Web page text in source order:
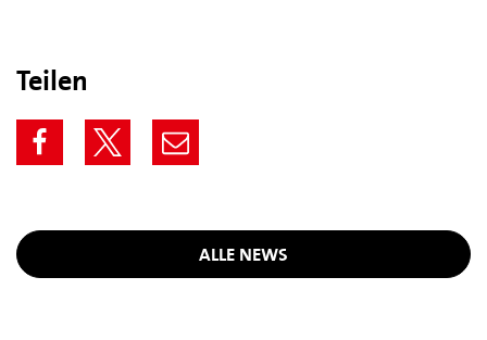
Teilen
ALLE NEWS